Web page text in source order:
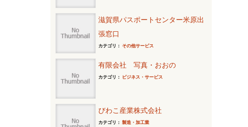
滋賀県パスポートセンター米原出
張窓口
カテゴリ： その他サービス
有限会社 写真・おおの
カテゴリ： ビジネス・サービス
びわこ産業株式会社
カテゴリ： 製造・加工業